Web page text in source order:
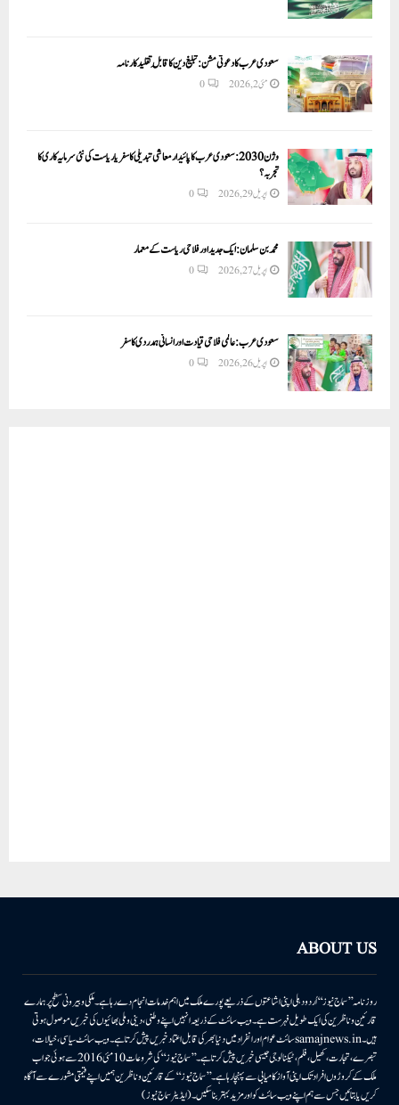
سعودی عرب کا دعوتی مشن: تبلیغ دین کا قابلِ تقلید کارنامہ
مئی 2, 2026 0
وژن 2030:سعودی عرب کا پائیدار معاشی تبدیلی کا سفر یا ریاست کی نئی سرمایہ کاری کا
تجربہ؟
اپریل 29, 2026 0
محمد بن سلمان: ایک جدید اور فلاحی ریاست کے معمار
اپریل 27, 2026 0
سعودی عرب: عالمی فلاحی قیادت اور انسانی ہمدردی کا سفر
اپریل 26, 2026 0
ABOUT US
روزنامہ ’’سماج نیوز‘‘ اُردو دہلی اپنی اشاعتوں کے ذریعے پورے ملک میں اہم خدمات انجام دے رہا ہے۔ ملکی وبیرونی سطح پر ہمارے
قارئین وناظرین کی ایک طویل فہرست ہے۔ ویب سائٹ کے ذریعہ انہیں اپنے وطنی، دینی وملی بھائیوں کی خبریں موصول ہوتی
ہیں۔samajnews.inسائٹ عوام اور انفراد میں دنیا بھر کی قابل اعتماد خبریں پیش کرتا ہے۔ ویب سائٹ سیاسی، خیالات،
تبصرے، تجارت، کھیل، فلم، ٹیکنالوجی جیسی خبریں پیش کرتا ہے۔ ’’سماج نیوز‘‘ کی شروعات 10مئی 2016 سے ہوئی جو اب
ملک کے کروڑوں افراد تک اپنی آواز کامیابی سے پہنچا رہا ہے۔ ’’سماج نیوز‘‘ کے قارئین وناظرین ہمیں اپنے قیمتی مشورے سے آگاہ
کریں یا بتائیں جس سے ہم اپنے ویب سائٹ کو اور مزید بہتر بناسکیں۔ (ایڈیٹر سماج نیوز)